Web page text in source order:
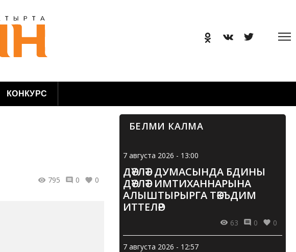
КОНКУРС
795 0 0
БЕЛМИ КАЛМА
7 августа 2026 - 13:00
ДӘҮЛӘТ ДУМАСЫНДА БДИНЫ
ДӘҮЛӘТ ИМТИХАННАРЫНА
АЛЫШТЫРЫРГА ТӘКЪДИМ
ИТТЕЛӘР
63 0 0
7 августа 2026 - 12:57